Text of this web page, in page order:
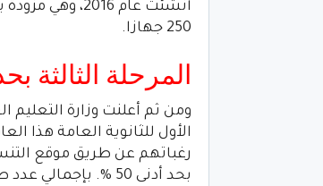
أنشئت عام
250 جهازا.
المرحلة الثالثة بحد
ومن ثم أعلنت وزارة التعليم
رغباتهم عن طريق موقع